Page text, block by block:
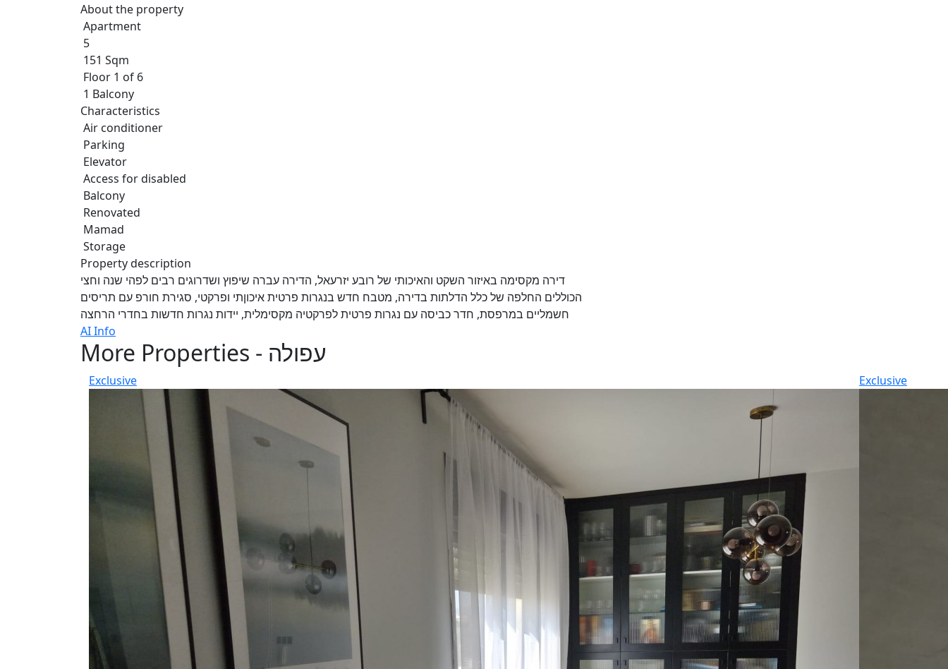
About the property
Apartment
5
151 Sqm
Floor 1 of 6
1 Balcony
Characteristics
Air conditioner
Parking
Elevator
Access for disabled
Balcony
Renovated
Mamad
Storage
Property description
דירה מקסימה באיזור השקט והאיכותי של רובע יזרעאל, הדירה עברה שיפוץ ושדרוגים רבים לפהי שנה וחצי
הכוללים החלפה של כלל הדלתות בדירה, מטבח חדש בנגרות פרטית איכוןתי ופרקטי, סגירת חורפ עם תריסים
חשמליים במרפסת, חדר כביסה עם נגרות פרטית לפרקטיה מקסימלית, יידות נגרות חדשות בחדרי הרחצה
AI Info
More Properties - עפולה
Exclusive Exclusive